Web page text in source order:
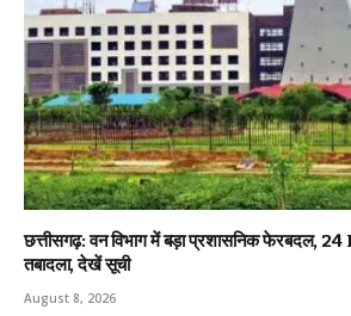
छत्तीसगढ़: वन विभाग में बड़ा प्रशासनिक फेरबदल, 24
तबादला, देखें सूची
August 8, 2026